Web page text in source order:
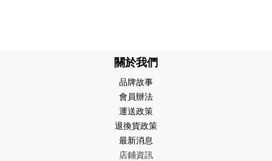
關於我們
品牌故事
會員辦法
運送政策
退換貨政策
最新消息
店鋪資訊